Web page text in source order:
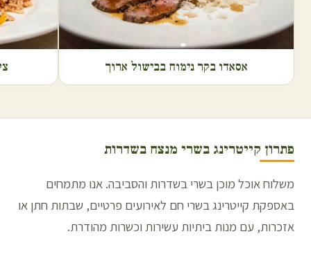
אסאדו בקר נימוח בבישול ארוך
פתרון קייטרינג בשרי מנצח בשדרות
משלוח אוכל מוכן בשרי בשדרות והסביבה. אנו מתמחים
באספקת קייטרינג בשרי חם לאירועים פרטיים, שבתות חתן או
אזכרות, עם מנות ביתיות עשירות וכשרות מהודרת.